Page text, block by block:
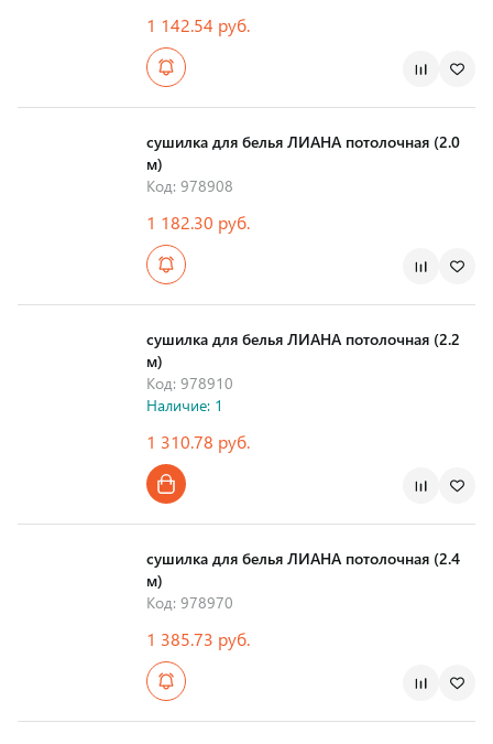
1 142.54 руб.
сушилка для белья ЛИАНА потолочная (2.0
м)
Код: 978908
1 182.30 руб.
сушилка для белья ЛИАНА потолочная (2.2
м)
Код: 978910
Наличие: 1
1 310.78 руб.
сушилка для белья ЛИАНА потолочная (2.4
м)
Код: 978970
1 385.73 руб.